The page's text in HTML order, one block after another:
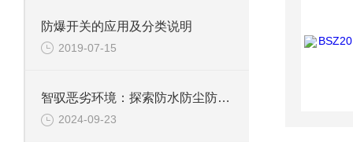
防爆开关的应用及分类说明
2019-07-15
智驭恶劣环境：探索防水防尘防腐操作箱的非凡守护之旅
2024-09-23